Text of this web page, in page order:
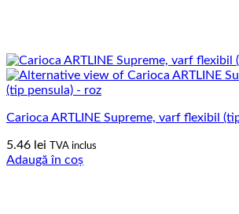
Carioca ARTLINE Supreme, varf flexibil
5.46 lei TVA inclus
Adaugă în coș